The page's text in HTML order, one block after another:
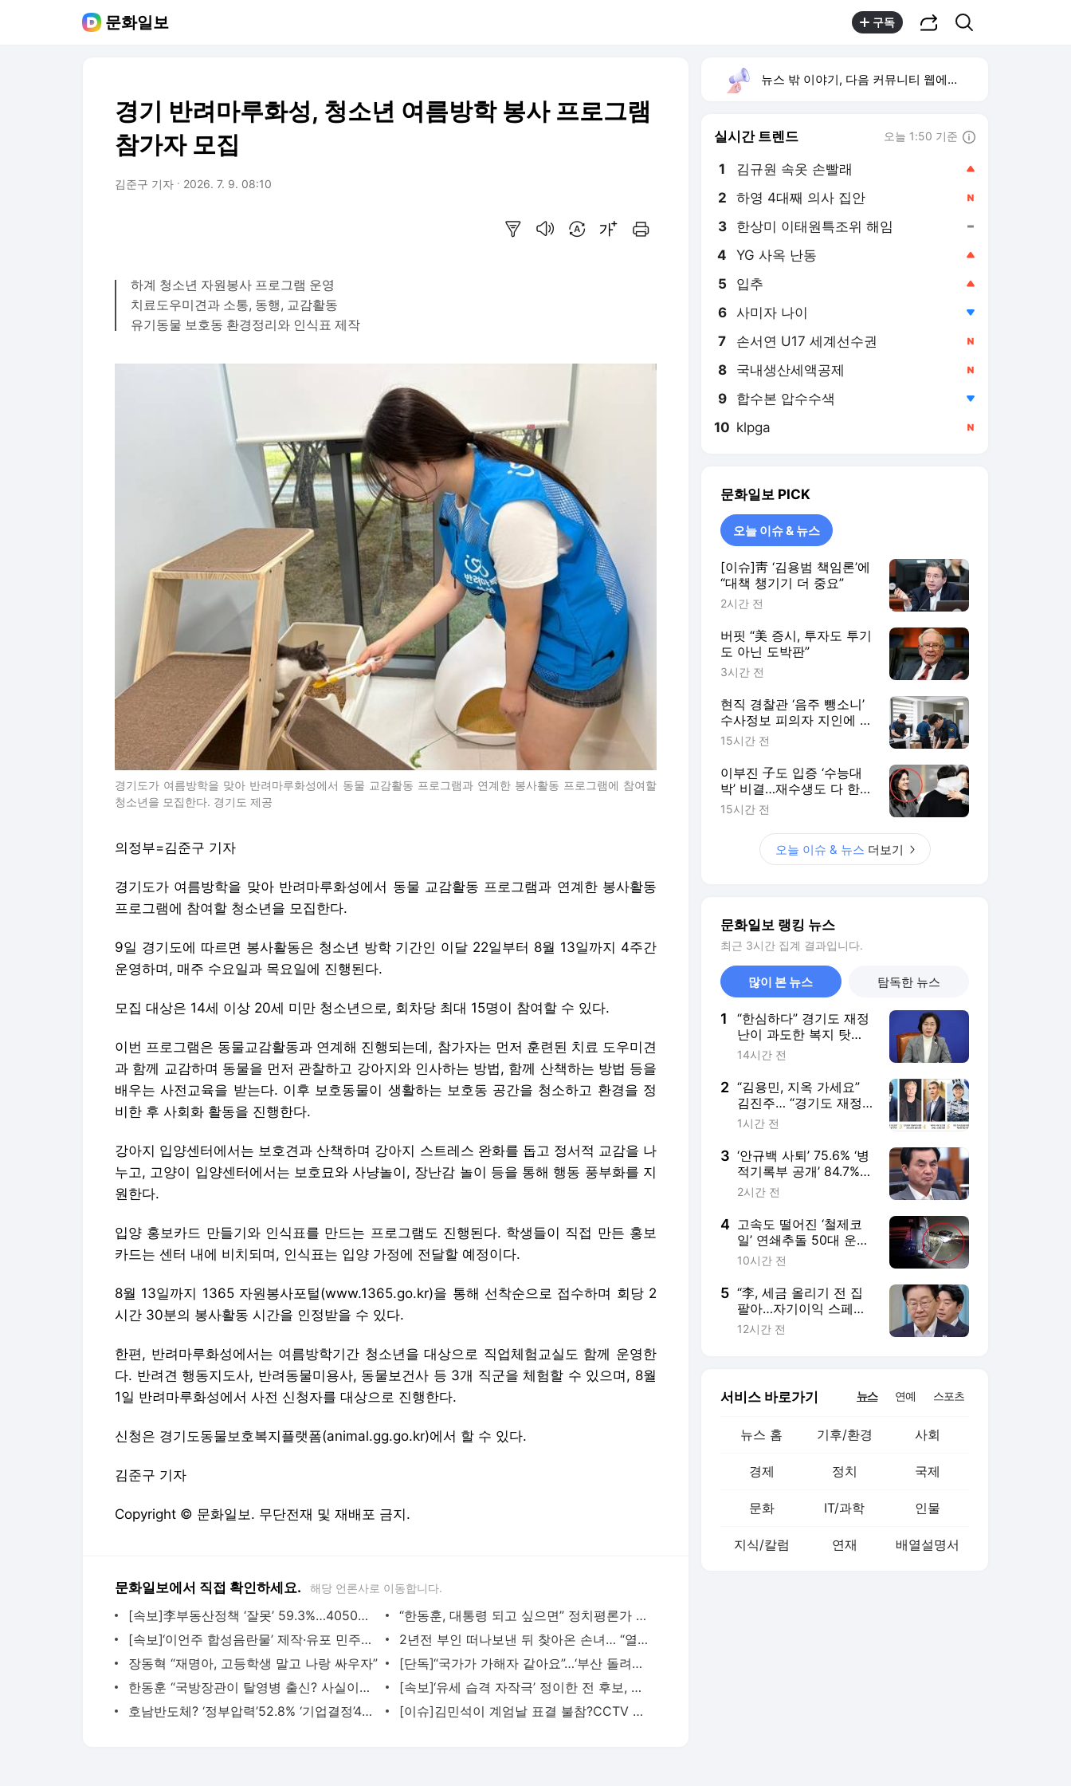
문화일보 구독
경기 반려마루화성, 청소년 여름방학 봉사 프로그램
참가자 모집
김준구 기자 2026. 7. 9. 08:10
하계 청소년 자원봉사 프로그램 운영
치료도우미견과 소통, 동행, 교감활동
유기동물 보호동 환경정리와 인식표 제작
경기도가 여름방학을 맞아 반려마루화성에서 동물 교감활동 프로그램과 연계한 봉사활동 프로그램에 참여할
청소년을 모집한다. 경기도 제공
의정부=김준구 기자
경기도가 여름방학을 맞아 반려마루화성에서 동물 교감활동 프로그램과 연계한 봉사활동
프로그램에 참여할 청소년을 모집한다.
9일 경기도에 따르면 봉사활동은 청소년 방학 기간인 이달 22일부터 8월 13일까지 4주간
운영하며, 매주 수요일과 목요일에 진행된다.
모집 대상은 14세 이상 20세 미만 청소년으로, 회차당 최대 15명이 참여할 수 있다.
이번 프로그램은 동물교감활동과 연계해 진행되는데, 참가자는 먼저 훈련된 치료 도우미견
과 함께 교감하며 동물을 먼저 관찰하고 강아지와 인사하는 방법, 함께 산책하는 방법 등을
배우는 사전교육을 받는다. 이후 보호동물이 생활하는 보호동 공간을 청소하고 환경을 정
비한 후 사회화 활동을 진행한다.
강아지 입양센터에서는 보호견과 산책하며 강아지 스트레스 완화를 돕고 정서적 교감을 나
누고, 고양이 입양센터에서는 보호묘와 사냥놀이, 장난감 놀이 등을 통해 행동 풍부화를 지
원한다.
입양 홍보카드 만들기와 인식표를 만드는 프로그램도 진행된다. 학생들이 직접 만든 홍보
카드는 센터 내에 비치되며, 인식표는 입양 가정에 전달할 예정이다.
8월 13일까지 1365 자원봉사포털(www.1365.go.kr)을 통해 선착순으로 접수하며 회당 2
시간 30분의 봉사활동 시간을 인정받을 수 있다.
한편, 반려마루화성에서는 여름방학기간 청소년을 대상으로 직업체험교실도 함께 운영한
다. 반려견 행동지도사, 반려동물미용사, 동물보건사 등 3개 직군을 체험할 수 있으며, 8월
1일 반려마루화성에서 사전 신청자를 대상으로 진행한다.
신청은 경기도동물보호복지플랫폼(animal.gg.go.kr)에서 할 수 있다.
김준구 기자
Copyright © 문화일보. 무단전재 및 재배포 금지.
문화일보에서 직접 확인하세요. 해당 언론사로 이동합니다.
[속보]李부동산정책 ‘잘못’ 59.3%…4050도 등돌려-한길리서치
“한동훈, 대통령 되고 싶으면” 정치평론가 제안
[속보]‘이언주 합성음란물’ 제작·유포 민주당원 제명
2년전 부인 떠나보낸 뒤 찾아온 손녀… “열흘전 태어났지만 아직도 못 안아봐”[파워인터뷰]
장동혁 “재명아, 고등학생 말고 나랑 싸우자”
[단독]“국가가 가해자 같아요”…‘부산 돌려차기’ 피해자의 울분
한동훈 “국방장관이 탈영병 출신? 사실이라면 초대형 국정농단”…국힘 “안규백 사퇴해야”
[속보]‘유세 습격 자작극’ 정이한 전 후보, 결국 구속
호남반도체? ‘정부압력’52.8% ‘기업결정’40.4%-여론조사공정
[이슈]김민석이 계엄날 표결 불참?CCTV 보니
뉴스 밖 이야기, 다음 커뮤니티 웹에서 보기
실시간 트렌드 오늘 1:50 기준
1 김규원 속옷 손빨래
2 하영 4대째 의사 집안
3 한상미 이태원특조위 해임
4 YG 사옥 난동
5 입추
6 사미자 나이
7 손서연 U17 세계선수권
8 국내생산세액공제
9 합수본 압수수색
10 klpga
문화일보 PICK
오늘 이슈 & 뉴스
[이슈]靑 ‘김용범 책임론’에
“대책 챙기기 더 중요”
2시간 전
버핏 “美 증시, 투자도 투기
도 아닌 도박판”
3시간 전
현직 경찰관 ‘음주 뺑소니’
수사정보 피의자 지인에 유
출 의혹
15시간 전
이부진 子도 입증 ‘수능대
박’ 비결…재수생도 다 한다
는데
15시간 전
오늘 이슈 & 뉴스 더보기
문화일보 랭킹 뉴스
최근 3시간 집계 결과입니다.
많이 본 뉴스 탐독한 뉴스
1
“한심하다” 경기도 재정
난이 과도한 복지 탓이
란 지적에 대한 추미애
14시간 전
2 “김용민, 지옥 가세요”
김진주… “경기도 재정
비상” 추미애[금주의 인
1시간 전
3 ‘안규백 사퇴’ 75.6% ‘병
적기록부 공개’ 84.7%-
개혁연구원
2시간 전
4 고속도 떨어진 ‘철제코
일’ 연쇄추돌 50대 운전
자 참변
10시간 전
5 “李, 세금 올리기 전 집
팔아…자기이익 스페셜
리스트” 장동혁의 말
12시간 전
서비스 바로가기 뉴스 연예 스포츠
뉴스 홈 기후/환경 사회
경제 정치 국제
문화 IT/과학 인물
지식/칼럼 연재 배열설명서